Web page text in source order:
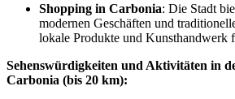
Shopping in Carbonia: Die Stadt
modernen Geschäften und
lokale Produkte und Kunsthandwerk
Sehenswürdigkeiten und Aktivitäten in
Carbonia (bis 20 km):